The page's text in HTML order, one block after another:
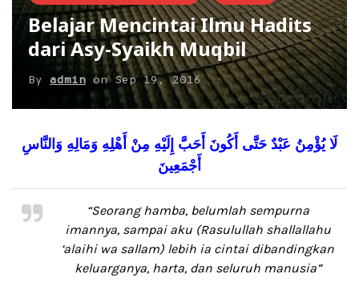
Belajar Mencintai Ilmu Hadits
dari Asy-Syaikh Muqbil
By admin on Sep 19, 2016
لَا يُؤْمِنُ عَبْدٌ حَتَّى أَكُونَ أَحَبَّ إِلَيْهِ مِنْ أَهْلِهِ وَمَالِهِ وَالنَّاسِ
أَجْمَعِينَ
“Seorang hamba, belumlah sempurna
imannya, sampai aku (Rasulullah shallallahu
‘alaihi wa sallam) lebih ia cintai dibandingkan
keluarganya, harta, dan seluruh manusia”